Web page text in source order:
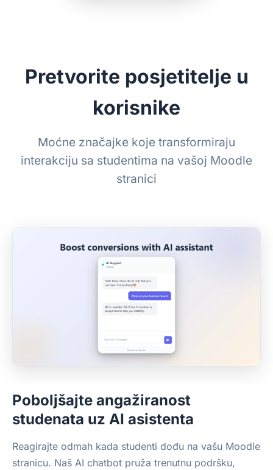
Pretvorite posjetitelje u
korisnike
Moćne značajke koje transformiraju
interakciju sa studentima na vašoj Moodle
stranici
Poboljšajte angažiranost
studenata uz AI asistenta
Reagirajte odmah kada studenti dođu na vašu Moodle
stranicu. Naš AI chatbot pruža trenutnu podršku,